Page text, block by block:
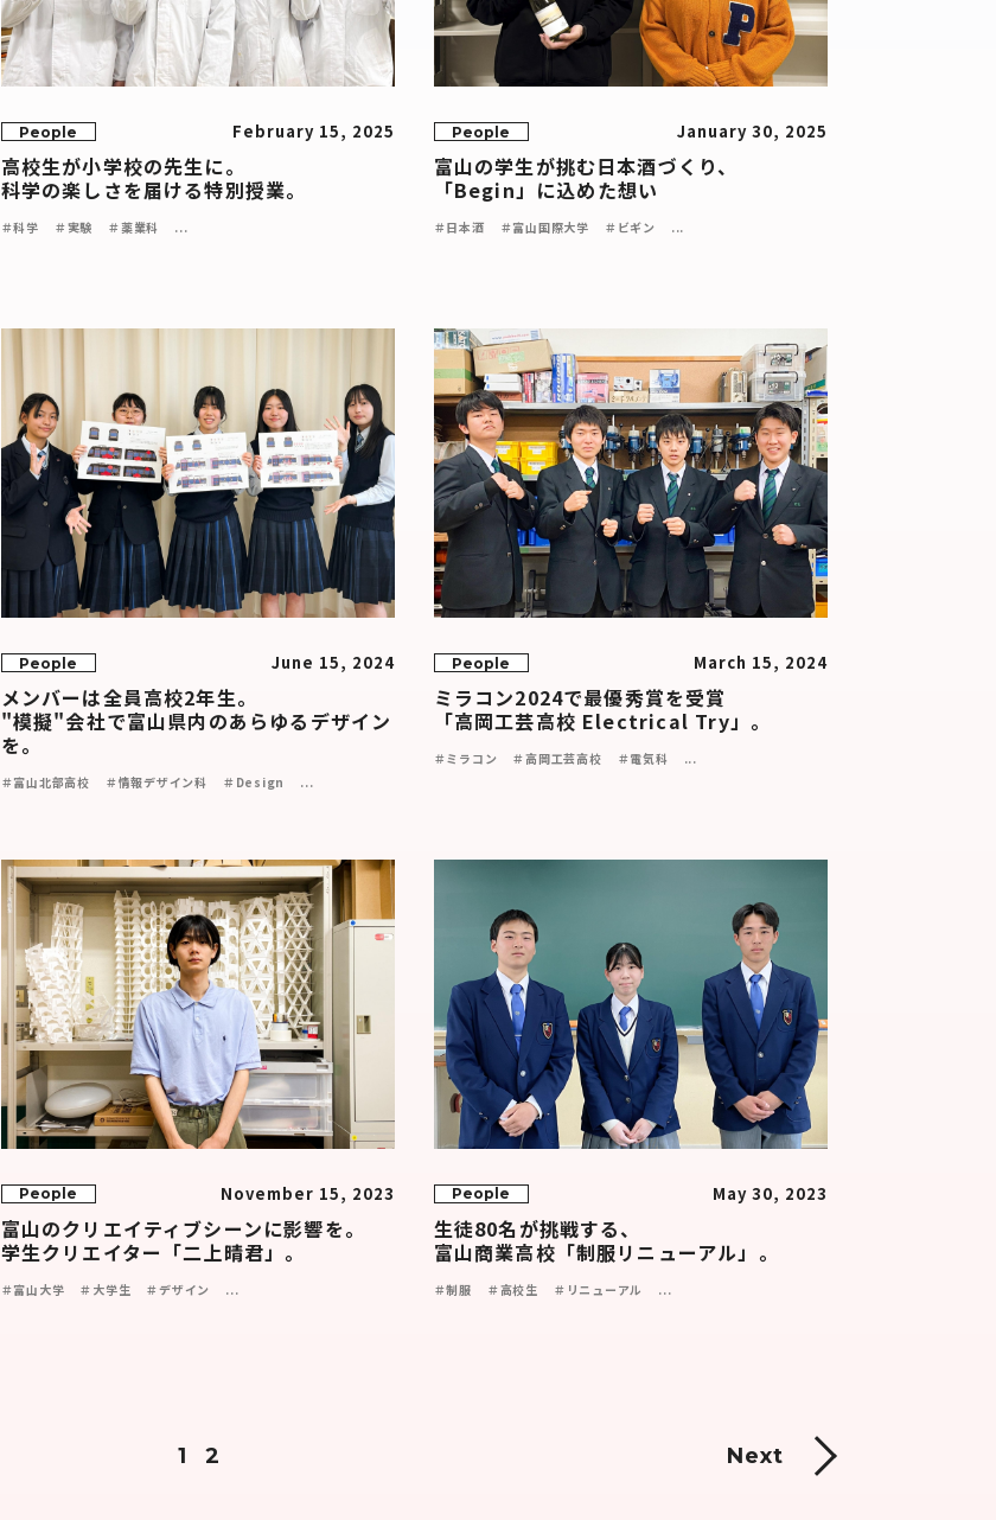
People February 15, 2025
高校生が小学校の先生に。
科学の楽しさを届ける特別授業。
＃科学 ＃実験 ＃薬業科 ...
People January 30, 2025
富山の学生が挑む日本酒づくり、
「Begin」に込めた想い
＃日本酒 ＃富山国際大学 ＃ビギン ...
People June 15, 2024
メンバーは全員高校2年生。
"模擬"会社で富山県内のあらゆるデザイン
を。
＃富山北部高校 ＃情報デザイン科 ＃Design ...
People March 15, 2024
ミラコン2024で最優秀賞を受賞
「高岡工芸高校 Electrical Try」。
＃ミラコン ＃高岡工芸高校 ＃電気科 ...
People November 15, 2023
富山のクリエイティブシーンに影響を。
学生クリエイター「二上晴君」。
＃富山大学 ＃大学生 ＃デザイン ...
People May 30, 2023
生徒80名が挑戦する、
富山商業高校「制服リニューアル」。
＃制服 ＃高校生 ＃リニューアル ...
1 2 Next